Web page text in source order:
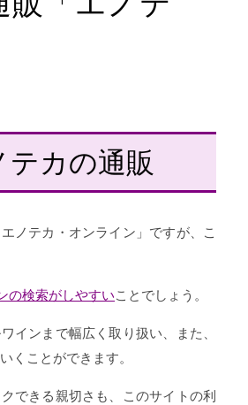
カの通販
ノテカ・オンライン」ですが、こ
の検索がしやすいことでしょう。
インまで幅広く取り扱い、また、
くことができます。
できる親切さも、このサイトの利